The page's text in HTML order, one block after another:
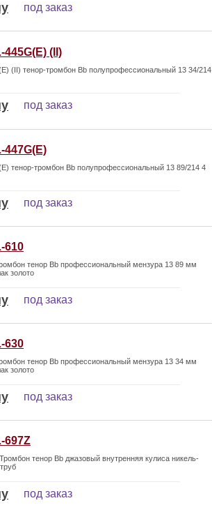
под заказ
445G(E) (II)
(II) тенор-тромбон Bb полупрофессиональный 13 34/214
под заказ
447G(E)
тенор-тромбон Bb полупрофессиональный 13 89/214 4
под заказ
610
тенор Bb профессиональный мензура 13 89 мм
золото
под заказ
630
тенор Bb профессиональный мензура 13 34 мм
золото
под заказ
697Z
тенор Bb джазовый внутренняя кулиса никель-
под заказ